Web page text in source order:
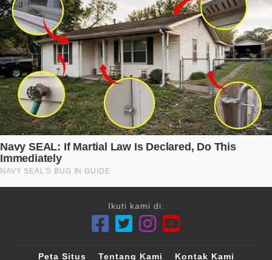
Ikuti kami di:
Peta Situs Tentang Kami Kontak Kami